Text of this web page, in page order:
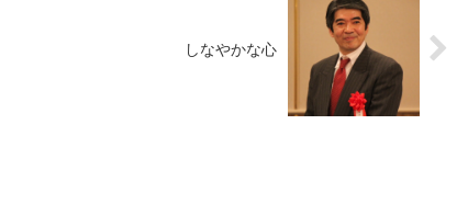
しなやかな心